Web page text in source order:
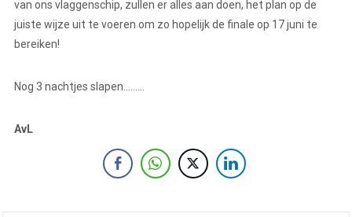
van ons vlaggenschip, zullen er alles aan doen, het plan op de
juiste wijze uit te voeren om zo hopelijk de finale op 17 juni te
bereiken!
Nog 3 nachtjes slapen………
AvL